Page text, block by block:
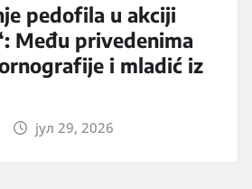
pedofila u akciji
Među privedenima
i mladić iz
јул 29, 2026